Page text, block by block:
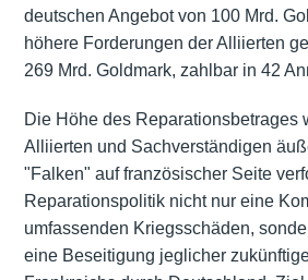
deutschen Angebot von 100 Mrd.
höhere Forderungen der Alliierten
269 Mrd. Goldmark, zahlbar in 42
Die Höhe des Reparationsbetrages
Alliierten und Sachverständigen
"Falken" auf französischer Seite
Reparationspolitik nicht nur eine
umfassenden Kriegsschäden,
eine Beseitigung jeglicher